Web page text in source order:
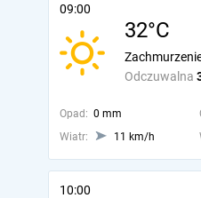
09:00
32°C
Odczuwalna
Opad: 0 mm
Wiatr:
11 km/h
10:00